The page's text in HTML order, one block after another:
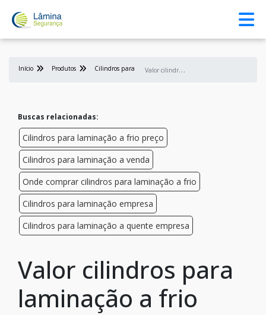
Início Produtos Cilindros para laminação V
alor cilindros para laminação a frio
Buscas relacionadas:
Cilindros para laminação a frio preço
Cilindros para laminação a venda
Onde comprar cilindros para laminação a frio
Cilindros para laminação empresa
Cilindros para laminação a quente empresa
Valor cilindros para
laminação a frio